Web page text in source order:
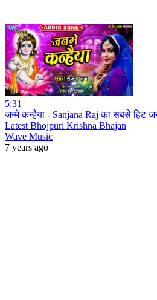
5:31
जन्मे कन्हैया - Sanjana Raj का सबसे हिट
Latest Bhojpuri Krishna Bhajan
Wave Music
7 years ago